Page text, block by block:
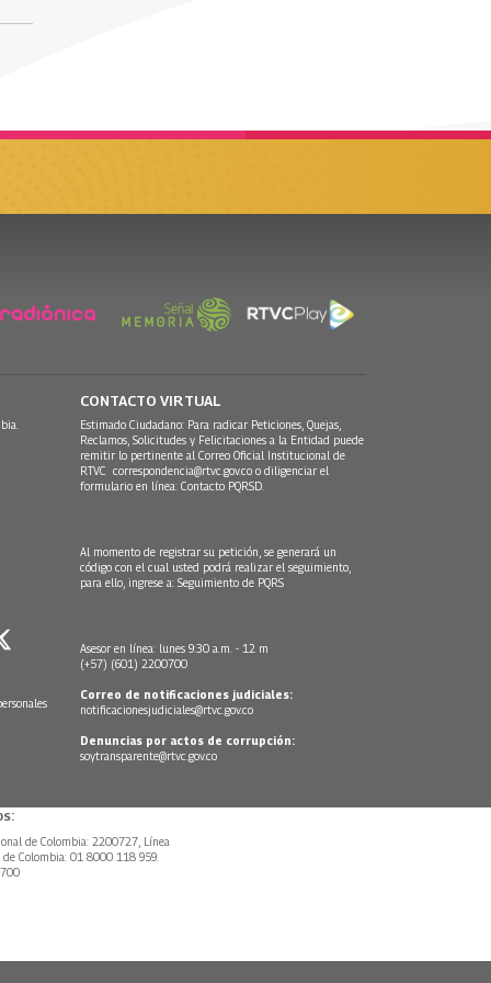
CONTACTO VIRTUAL
Estimado Ciudadano: Para radicar Peticiones, Quejas,
Reclamos, Solicitudes y Felicitaciones a la Entidad puede
remitir lo pertinente al Correo Oficial Institucional de
RTVC correspondencia@rtvc.gov.co o diligenciar el
formulario en línea: Contacto PQRSD.
Al momento de registrar su petición, se generará un
código con el cual usted podrá realizar el seguimiento,
para ello, ingrese a: Seguimiento de PQRS
Asesor en línea: lunes 9:30 a.m. - 12 m
(+57) (601) 2200700
Correo de notificaciones judiciales:
notificacionesjudiciales@rtvc.gov.co
Denuncias por actos de corrupción:
soytransparente@rtvc.gov.co
de Colombia: 2200727, Línea
Colombia: 01 8000 118 959.